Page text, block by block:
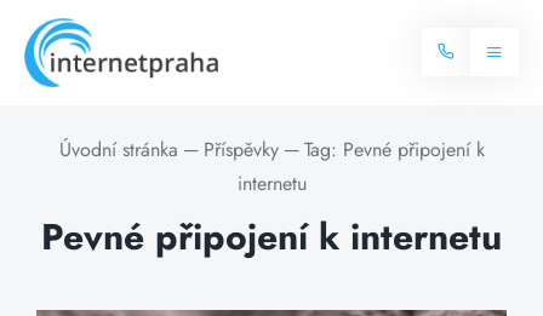
content
Toggle
Úvodní stránka ─ Příspěvky ─ Tag: Pevné připojení k
internetu
Pevné připojení k internetu